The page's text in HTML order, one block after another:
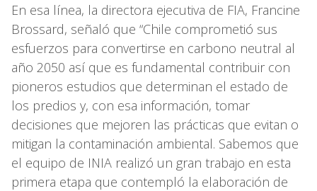
En esa línea, la directora ejecutiva de FIA, Francine
Brossard, señaló que “Chile comprometió sus
esfuerzos para convertirse en carbono neutral al
año 2050 así que es fundamental contribuir con
pioneros estudios que determinan el estado de
los predios y, con esa información, tomar
decisiones que mejoren las prácticas que evitan o
mitigan la contaminación ambiental. Sabemos que
el equipo de INIA realizó un gran trabajo en esta
primera etapa que contempló la elaboración de